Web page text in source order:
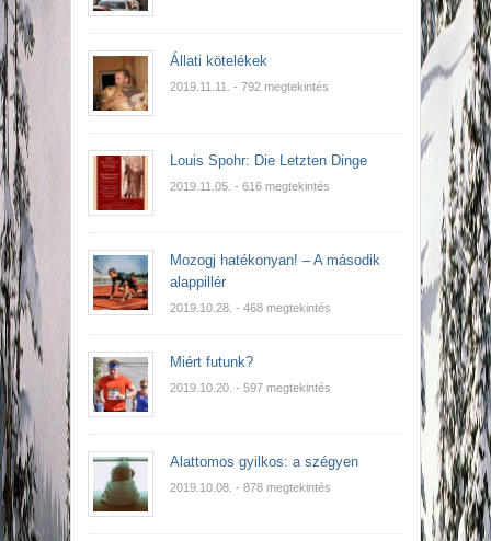
Állati kötelékek
2019.11.11. - 792 megtekintés
Louis Spohr: Die Letzten Dinge
2019.11.05. - 616 megtekintés
Mozogj hatékonyan! – A második
alappillér
2019.10.28. - 468 megtekintés
Miért futunk?
2019.10.20. - 597 megtekintés
Alattomos gyilkos: a szégyen
2019.10.08. - 878 megtekintés